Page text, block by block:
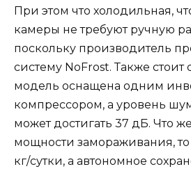
При этом что холодильная,
камеры не требуют ручную
поскольку производитель
систему NoFrost. Также стоит
модель оснащена одним
компрессором, а уровень
может достигать 37 дБ. Что
мощности замораживания, то
кг/сутки, а автономное